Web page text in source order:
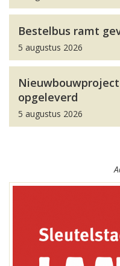
Bestelbus ramt
5 augustus 2026
opgeleverd
5 augustus 2026